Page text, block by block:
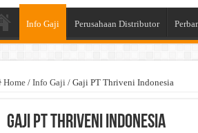
Info Gaji Perusahaan Distributor
Home / Info Gaji / Gaji PT Thriveni Indonesia
Gaji PT Thriveni Indonesia